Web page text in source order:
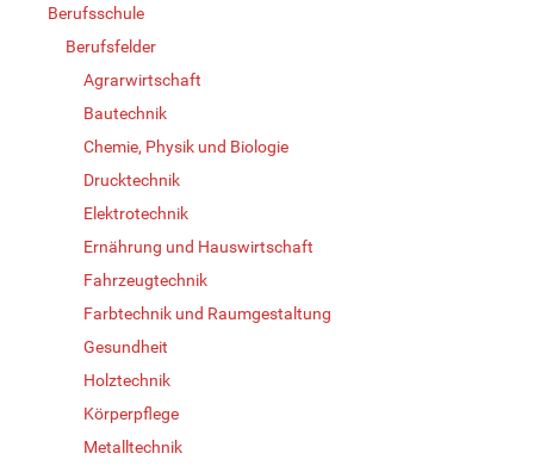
Berufsschule
Berufsfelder
Agrarwirtschaft
Bautechnik
Chemie, Physik und Biologie
Drucktechnik
Elektrotechnik
Ernährung und Hauswirtschaft
Fahrzeugtechnik
Farbtechnik und Raumgestaltung
Gesundheit
Holztechnik
Körperpflege
Metalltechnik